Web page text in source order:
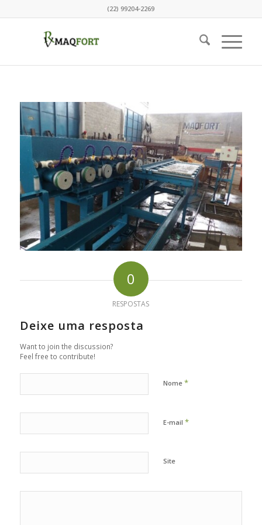
(22) 99204-2269
0
RESPOSTAS
Deixe uma resposta
Want to join the discussion?
Feel free to contribute!
Nome *
E-mail *
Site